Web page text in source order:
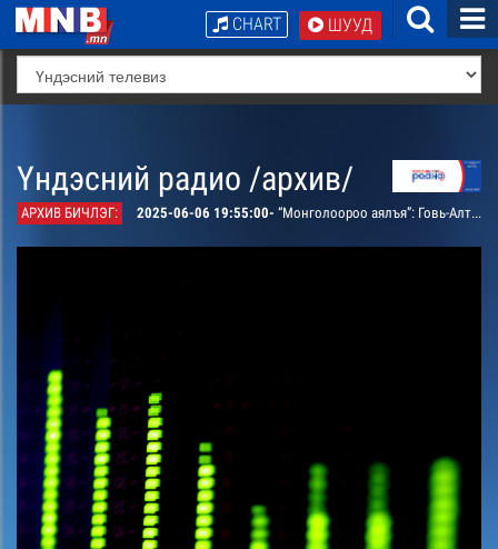
ШУУД
CHART
Үндэсний радио /архив/
АРХИВ БИЧЛЭГ: 2025-06-06 19:55:00- “Монголоороо аялъя”: Говь-Алтай аймгийн Хөхморьт сумыг танилцуулна /давтана/